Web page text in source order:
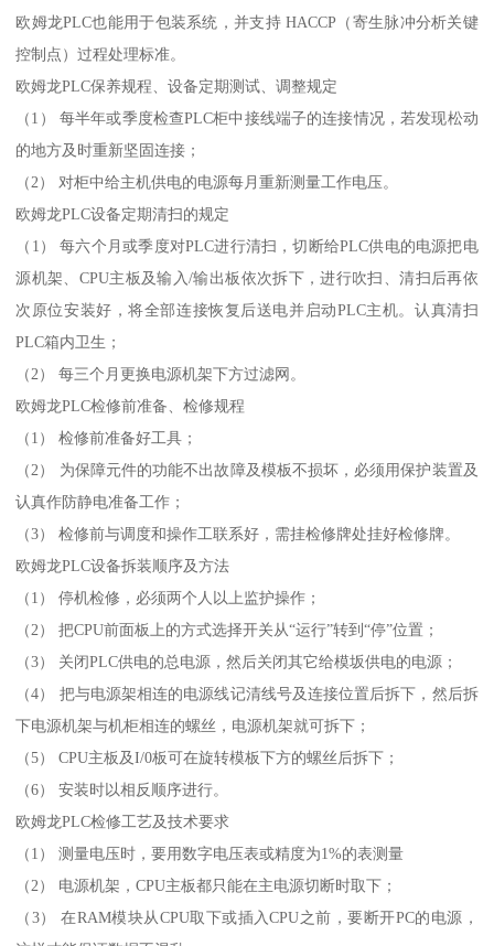
欧姆龙PLC也能用于包装系统，并支持 HACCP（寄生脉冲分析关键
控制点）过程处理标准。
欧姆龙PLC保养规程、设备定期测试、调整规定
（1） 每半年或季度检查PLC柜中接线端子的连接情况，若发现松动
的地方及时重新坚固连接；
（2） 对柜中给主机供电的电源每月重新测量工作电压。
欧姆龙PLC设备定期清扫的规定
（1） 每六个月或季度对PLC进行清扫，切断给PLC供电的电源把电
源机架、CPU主板及输入/输出板依次拆下，进行吹扫、清扫后再依
次原位安装好，将全部连接恢复后送电并启动PLC主机。认真清扫
PLC箱内卫生；
（2） 每三个月更换电源机架下方过滤网。
欧姆龙PLC检修前准备、检修规程
（1） 检修前准备好工具；
（2） 为保障元件的功能不出故障及模板不损坏，必须用保护装置及
认真作防静电准备工作；
（3） 检修前与调度和操作工联系好，需挂检修牌处挂好检修牌。
欧姆龙PLC设备拆装顺序及方法
（1） 停机检修，必须两个人以上监护操作；
（2） 把CPU前面板上的方式选择开关从“运行”转到“停”位置；
（3） 关闭PLC供电的总电源，然后关闭其它给模坂供电的电源；
（4） 把与电源架相连的电源线记清线号及连接位置后拆下，然后拆
下电源机架与机柜相连的螺丝，电源机架就可拆下；
（5） CPU主板及I/0板可在旋转模板下方的螺丝后拆下；
（6） 安装时以相反顺序进行。
欧姆龙PLC检修工艺及技术要求
（1） 测量电压时，要用数字电压表或精度为1%的表测量
（2） 电源机架，CPU主板都只能在主电源切断时取下；
（3） 在RAM模块从CPU取下或插入CPU之前，要断开PC的电源，